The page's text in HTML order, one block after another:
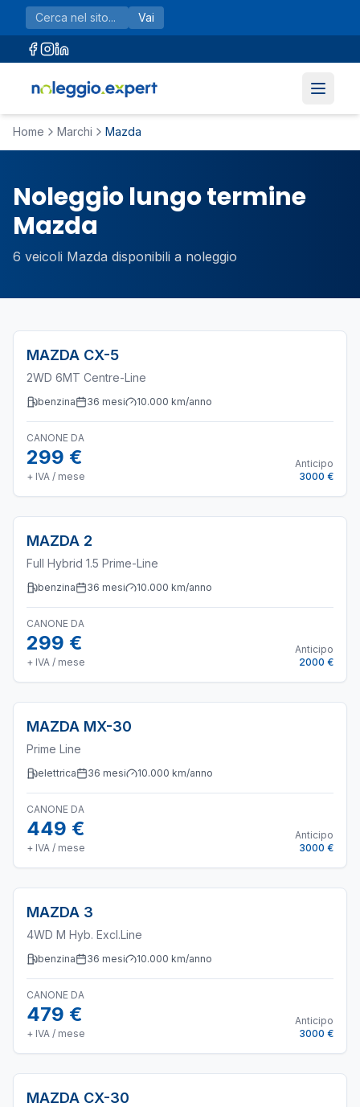
Vai al contenuto principale
Vai
Home Marchi Mazda
Noleggio lungo termine
Mazda
6 veicoli Mazda disponibili a noleggio
MAZDA CX-5
2WD 6MT Centre-Line
benzina 36 mesi 10.000 km/anno
CANONE DA
299 €
+ IVA / mese
Anticipo
3000 €
MAZDA 2
Full Hybrid 1.5 Prime-Line
benzina 36 mesi 10.000 km/anno
CANONE DA
299 €
+ IVA / mese
Anticipo
2000 €
MAZDA MX-30
Prime Line
elettrica 36 mesi 10.000 km/anno
CANONE DA
449 €
+ IVA / mese
Anticipo
3000 €
MAZDA 3
4WD M Hyb. Excl.Line
benzina 36 mesi 10.000 km/anno
CANONE DA
479 €
+ IVA / mese
Anticipo
3000 €
MAZDA CX-30